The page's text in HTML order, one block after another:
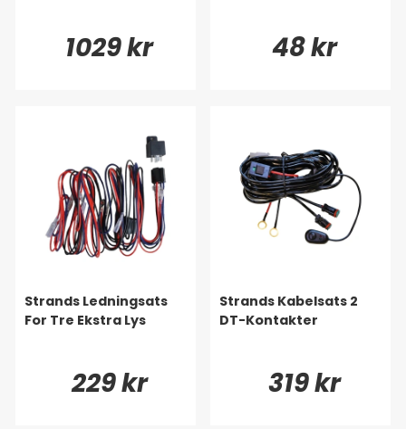
1029 kr 48 kr
Strands Ledningsats
For Tre Ekstra Lys
229 kr
Strands Kabelsats 2
DT-Kontakter
319 kr